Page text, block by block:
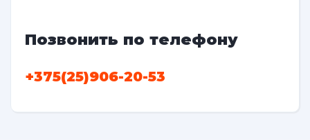
Позвонить по телефону
+375(25)906-20-53